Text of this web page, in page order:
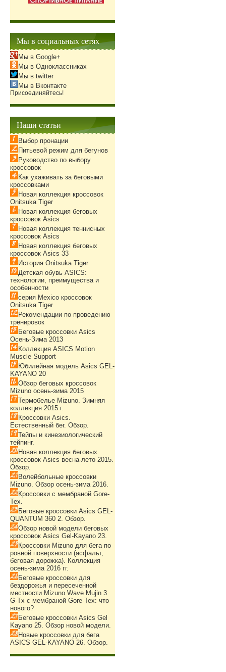
Мы в социальных сетях
Мы в Google+
Мы в Одноклассниках
Мы в twitter
Мы в Вконтакте
Присоединяйтесь!
Наши статьи
Выбор пронации
Питьевой режим для бегунов
Руководство по выбору
кроссовок
Как ухаживать за беговыми
кроссовками
Новая коллекция кроссовок
Onitsuka Tiger
Новая коллекция беговых
кроссовок Asics
Новая коллекция теннисных
кроссовок Asics
Новая коллекция беговых
кроссовок Asics 33
История Onitsuka Tiger
Детская обувь ASICS:
технологии, преимущества и
особенности
серия Mexico кроссовок
Onitsuka Tiger
Рекомендации по проведению
тренировок
Беговые кроссовки Asics
Осень-Зима 2013
Коллекция ASICS Motion
Muscle Support
Юбилейная модель Asics GEL-
KAYANO 20
Обзор беговых кроссовок
Mizuno осень-зима 2015
Термобелье Mizuno. Зимняя
коллекция 2015 г.
Кроссовки Asics.
Естественный бег. Обзор.
Тейпы и кинезиологический
тейпинг.
Новая коллекция беговых
кроссовок Asics весна-лето 2015.
Обзор.
Волейбольные кроссовки
Mizuno. Обзор осень-зима 2016.
Кроссовки с мембраной Gore-
Tex.
Беговые кроссовки Asics GEL-
QUANTUM 360 2. Обзор.
Обзор новой модели беговых
кроссовок Asics Gel-Kayano 23.
Кроссовки Mizuno для бега по
ровной поверхности (асфальт,
беговая дорожка). Коллекция
осень-зима 2016 гг.
Беговые кроссовки для
бездорожья и пересеченной
местности Mizuno Wave Mujin 3
G-Tx с мембраной Gore-Tex: что
нового?
Беговые кроссовки Asics Gel
Kayano 25. Обзор новой модели.
Новые кроссовки для бега
ASICS GEL-KAYANO 26. Обзор.